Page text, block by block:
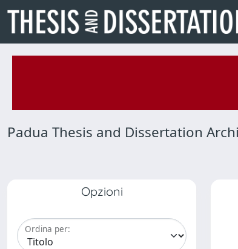
Padua Thesis and Dissertation
Opzioni
Ordina per: